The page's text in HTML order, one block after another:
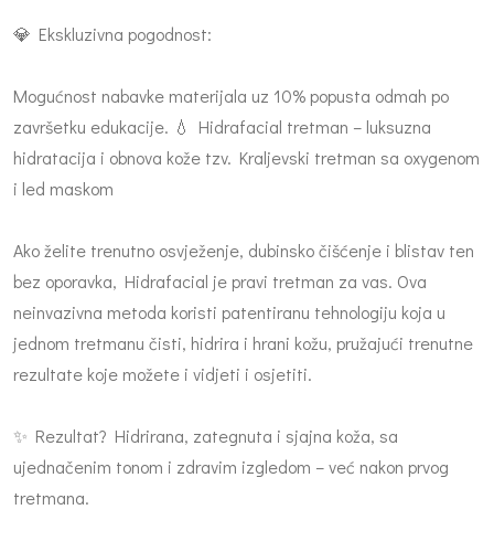
💎 Ekskluzivna pogodnost:
Mogućnost nabavke materijala uz 10% popusta odmah po
završetku edukacije. 💧 Hidrafacial tretman – luksuzna
hidratacija i obnova kože tzv. Kraljevski tretman sa oxygenom
i led maskom
Ako želite trenutno osvježenje, dubinsko čišćenje i blistav ten
bez oporavka, Hidrafacial je pravi tretman za vas. Ova
neinvazivna metoda koristi patentiranu tehnologiju koja u
jednom tretmanu čisti, hidrira i hrani kožu, pružajući trenutne
rezultate koje možete i vidjeti i osjetiti.
✨ Rezultat? Hidrirana, zategnuta i sjajna koža, sa
ujednačenim tonom i zdravim izgledom – već nakon prvog
tretmana.